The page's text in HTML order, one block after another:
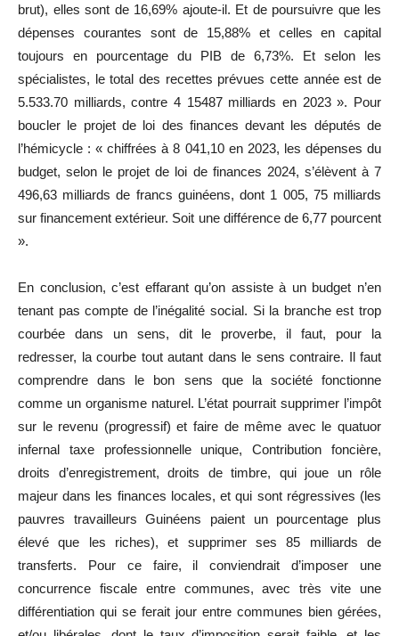
brut), elles sont de 16,69% ajoute-il. Et de poursuivre que les
dépenses courantes sont de 15,88% et celles en capital
toujours en pourcentage du PIB de 6,73%. Et selon les
spécialistes, le total des recettes prévues cette année est de
5.533.70 milliards, contre 4 15487 milliards en 2023 ». Pour
boucler le projet de loi des finances devant les députés de
l’hémicycle : « chiffrées à 8 041,10 en 2023, les dépenses du
budget, selon le projet de loi de finances 2024, s’élèvent à 7
496,63 milliards de francs guinéens, dont 1 005, 75 milliards
sur financement extérieur. Soit une différence de 6,77 pourcent
».
En conclusion, c’est effarant qu’on assiste à un budget n’en
tenant pas compte de l’inégalité social. Si la branche est trop
courbée dans un sens, dit le proverbe, il faut, pour la
redresser, la courbe tout autant dans le sens contraire. Il faut
comprendre dans le bon sens que la société fonctionne
comme un organisme naturel. L’état pourrait supprimer l’impôt
sur le revenu (progressif) et faire de même avec le quatuor
infernal taxe professionnelle unique, Contribution foncière,
droits d’enregistrement, droits de timbre, qui joue un rôle
majeur dans les finances locales, et qui sont régressives (les
pauvres travailleurs Guinéens paient un pourcentage plus
élevé que les riches), et supprimer ses 85 milliards de
transferts. Pour ce faire, il conviendrait d’imposer une
concurrence fiscale entre communes, avec très vite une
différentiation qui se ferait jour entre communes bien gérées,